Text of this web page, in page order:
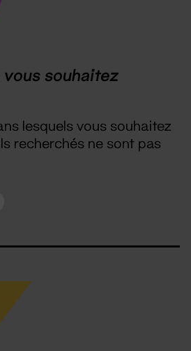
souhaitez
lesquels vous souhaitez
recherchés ne sont pas